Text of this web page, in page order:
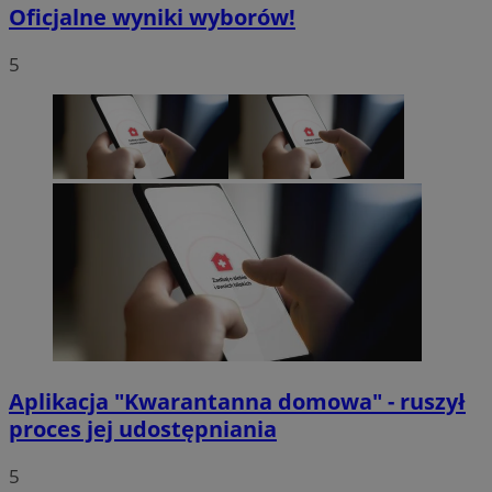
Oficjalne wyniki wyborów!
5
Aplikacja "Kwarantanna domowa" - ruszył
proces jej udostępniania
5